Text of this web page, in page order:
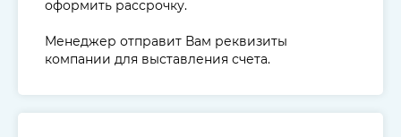
оформить рассрочку.
Менеджер отправит Вам реквизиты
компании для выставления счета.